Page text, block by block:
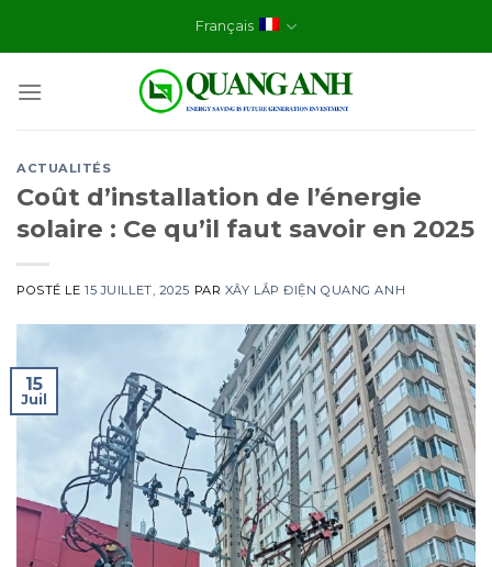
Français
ACTUALITÉS
Coût d’installation de l’énergie
solaire : Ce qu’il faut savoir en 2025
POSTÉ LE15 JUILLET, 2025 PAR XÂY LẮP ĐIỆN QUANG ANH
15
Juil